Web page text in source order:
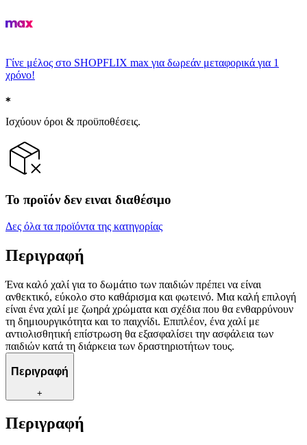
Γίνε μέλος στο SHOPFLIX max για δωρεάν μεταφορικά για 1
χρόνο!
Ισχύουν όροι & προϋποθέσεις.
Το προϊόν δεν ειναι διαθέσιμο
Δες όλα τα προϊόντα της κατηγορίας
Περιγραφή
Ένα καλό χαλί για το δωμάτιο των παιδιών πρέπει να είναι
ανθεκτικό, εύκολο στο καθάρισμα και φωτεινό. Μια καλή επιλογή
είναι ένα χαλί με ζωηρά χρώματα και σχέδια που θα ενθαρρύνουν
τη δημιουργικότητα και το παιχνίδι. Επιπλέον, ένα χαλί με
αντιολισθητική επίστρωση θα εξασφαλίσει την ασφάλεια των
παιδιών κατά τη διάρκεια των δραστηριοτήτων τους.
Περιγραφή
+
Περιγραφή